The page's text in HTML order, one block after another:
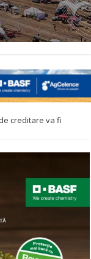
creditare va fi